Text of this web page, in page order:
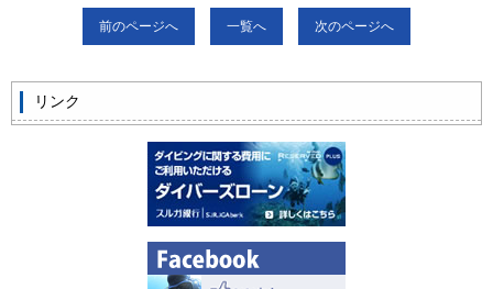
前のページへ 一覧へ 次のページへ
リンク